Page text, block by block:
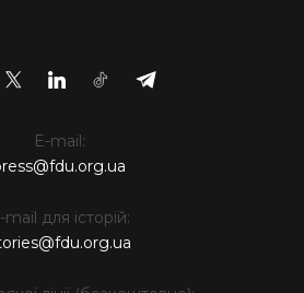
E-mail:
mail для історій: